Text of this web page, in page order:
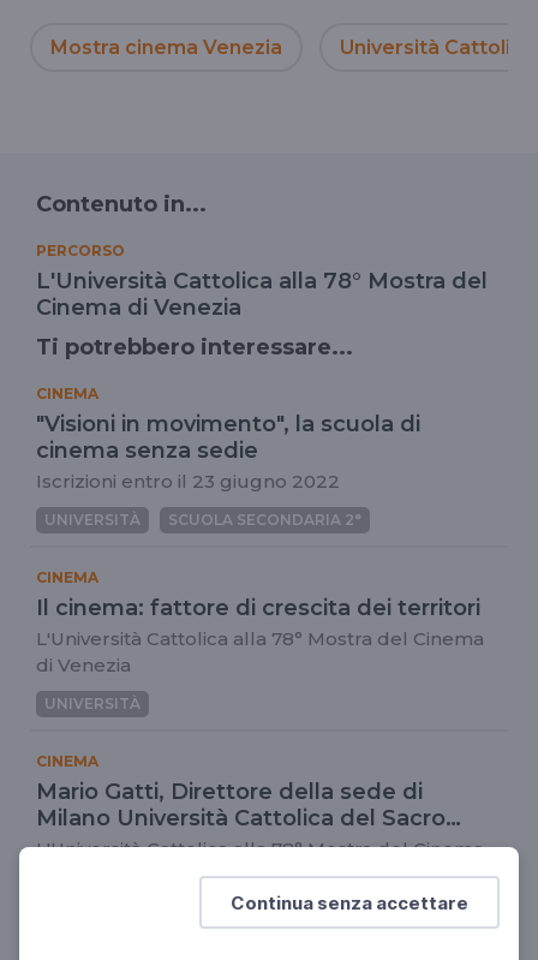
Continua senza accettare
Mostra cinema Venezia Università Cattolica
Contenuto in...
PERCORSO
L'Università Cattolica alla 78° Mostra del
Cinema di Venezia
Ti potrebbero interessare...
CINEMA
"Visioni in movimento", la scuola di
cinema senza sedie
Iscrizioni entro il 23 giugno 2022
UNIVERSITÀ SCUOLA SECONDARIA 2°
CINEMA
Il cinema: fattore di crescita dei territori
L'Università Cattolica alla 78° Mostra del Cinema
di Venezia
UNIVERSITÀ
CINEMA
Mario Gatti, Direttore della sede di
Milano Università Cattolica del Sacro
Cuore
L'Università Cattolica alla 78° Mostra del Cinema